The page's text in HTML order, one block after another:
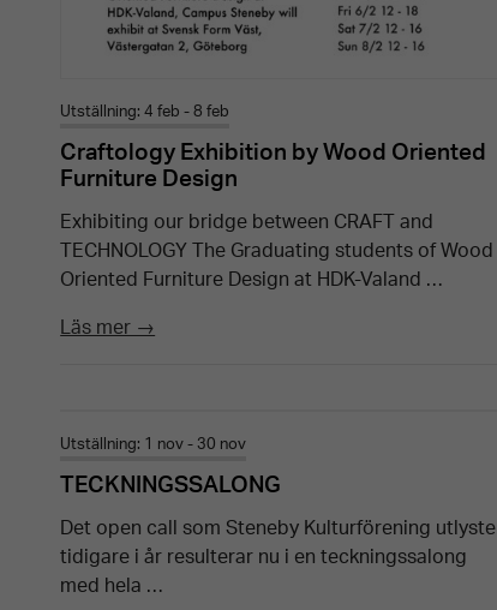
Utställning: 4 feb - 8 feb
Craftology Exhibition by Wood Oriented
Furniture Design
Exhibiting our bridge between CRAFT and
TECHNOLOGY The Graduating students of Wood
Oriented Furniture Design at HDK-Valand …
Läs mer →
Utställning: 1 nov - 30 nov
TECKNINGSSALONG
Det open call som Steneby Kulturförening utlyste
tidigare i år resulterar nu i en teckningssalong
med hela …